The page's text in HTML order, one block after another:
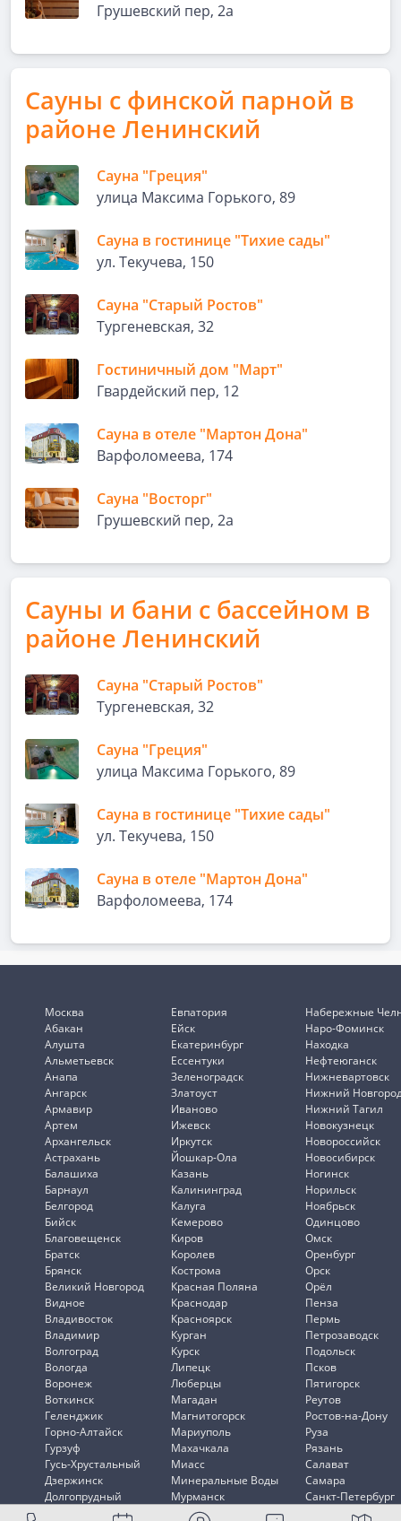
Грушевский пер, 2а
Сауны с финской парной в
районе Ленинский
Сауна "Греция"
улица Максима Горького, 89
Сауна в гостинице "Тихие сады"
ул. Текучева, 150
Сауна "Старый Ростов"
Тургеневская, 32
Гостиничный дом "Март"
Гвардейский пер, 12
Сауна в отеле "Мартон Дона"
Варфоломеева, 174
Сауна "Восторг"
Грушевский пер, 2а
Сауны и бани с бассейном в
районе Ленинский
Сауна "Старый Ростов"
Тургеневская, 32
Сауна "Греция"
улица Максима Горького, 89
Сауна в гостинице "Тихие сады"
ул. Текучева, 150
Сауна в отеле "Мартон Дона"
Варфоломеева, 174
Москва
Абакан
Алушта
Альметьевск
Анапа
Ангарск
Армавир
Артем
Архангельск
Астрахань
Балашиха
Барнаул
Белгород
Бийск
Благовещенск
Братск
Брянск
Великий Новгород
Видное
Владивосток
Владимир
Волгоград
Вологда
Воронеж
Воткинск
Геленджик
Горно-Алтайск
Гурзуф
Гусь-Хрустальный
Дзержинск
Долгопрудный
Евпатория
Ейск
Екатеринбург
Ессентуки
Зеленоградск
Златоуст
Иваново
Ижевск
Иркутск
Йошкар-Ола
Казань
Калининград
Калуга
Кемерово
Киров
Королев
Кострома
Красная Поляна
Краснодар
Красноярск
Курган
Курск
Липецк
Люберцы
Магадан
Магнитогорск
Мариуполь
Махачкала
Миасс
Минеральные Воды
Мурманск
Мытищи
Набережные
Наро-Фоминск
Находка
Нефтеюганск
Нижневартовск
Нижний
Нижний Тагил
Новокузнецк
Новороссийск
Новосибирск
Ногинск
Норильск
Ноябрьск
Одинцово
Омск
Оренбург
Орск
Орёл
Пенза
Пермь
Петрозаводск
Подольск
Псков
Пятигорск
Реутов
Ростов-на-Дону
Руза
Рязань
Салават
Самара
Санкт-Петербург